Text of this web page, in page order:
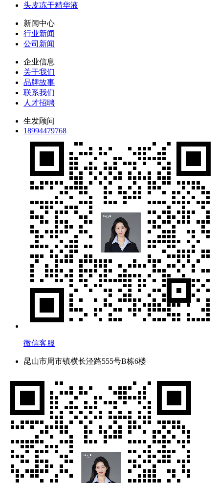
头皮冻干精华液
新闻中心
行业新闻
公司新闻
企业信息
关于我们
品牌故事
联系我们
人才招聘
生发顾问
18994479768
微信客服
昆山市周市镇横长泾路555号B栋6楼